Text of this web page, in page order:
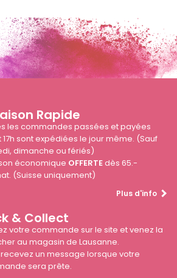
Rapide
les commandes passées et payées
17h sont expédiées le jour même. (Sauf
dimanche ou fériés)
économique OFFERTEdès 65.-
(Suisse uniquement)
Plus d'info
& Collect
votre commande sur le site et venez la
au magasin de Lausanne.
un message lorsque votre
sera prête.